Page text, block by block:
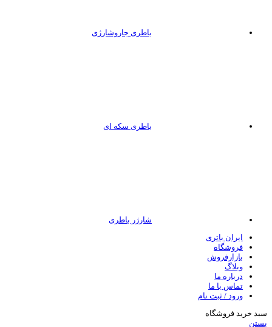
باطری جاروشارژی
باطری سکه ای
شارژر باطری
ایران باتری
فروشگاه
بازارفروش
وبلاگ
درباره ما
تماس با ما
ورود / ثبت نام
سبد خرید فروشگاه
بستن